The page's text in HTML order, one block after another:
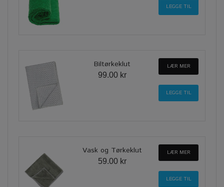
Biltørkeklut
99.00 kr
LÆR MER
Vask og Tørkeklut
59.00 kr
LÆR MER